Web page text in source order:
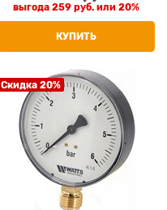
выгода 259 руб. или 20%
КУПИТЬ
Скидка 20%